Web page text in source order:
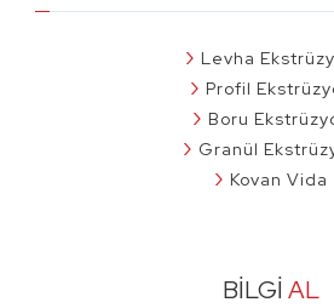
Levha
Profil
Boru
Granül
Kovan Vida
BİLGİAL